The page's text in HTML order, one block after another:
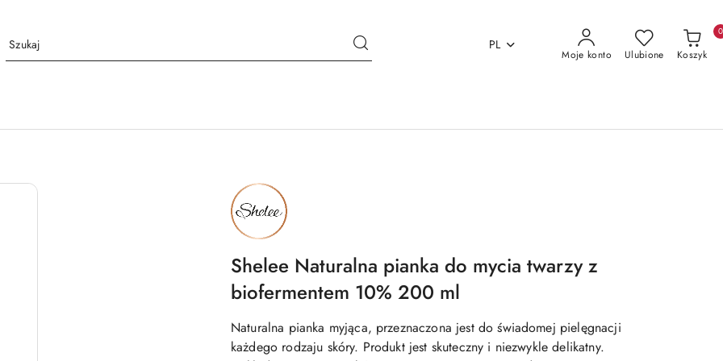
PL
Moje konto Ulubione Koszyk
0
NAZWA
PRODUCENTA:
SHELEE
Shelee Naturalna pianka do mycia twarzy z
biofermentem 10% 200 ml
Naturalna pianka myjąca, przeznaczona jest do świadomej pielęgnacji
każdego rodzaju skóry. Produkt jest skuteczny i niezwykle delikatny.